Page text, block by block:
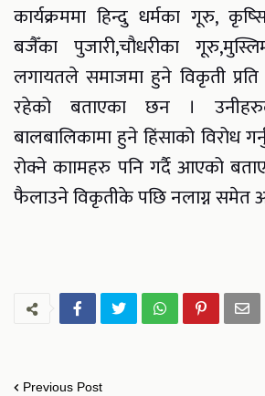
कार्यक्रममा हिन्दु धर्मका गूरु,
बजैँका पुजारी,चौधरीका
लगायतले समाजमा हुने विकृती
रहेको बताएका छन ।
बालबालिकामा हुने हिंसाको विरोध
रोक्ने काामहरु पनि गर्दै आएको
फैलाउने विकृतीके पछि नलाग्न समेत
Previous Post